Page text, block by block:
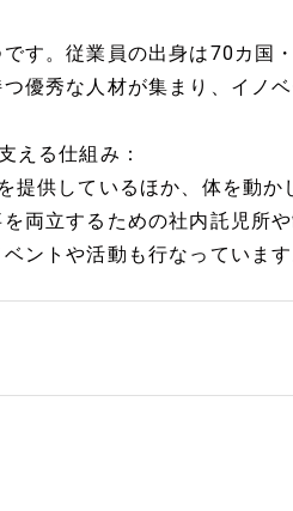
す。従業員の出身は70カ国
優秀な人材が集まり、イノ
える仕組み：
提供しているほか、体を動か
両立するための社内託児所
ントや活動も行なっています